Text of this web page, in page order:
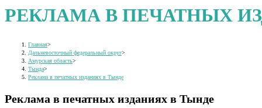
РЕКЛАМА В ПЕЧАТНЫХ
Главная>
Дальневосточный федеральный округ>
Амурская область>
Тында>
Реклама в печатных изданиях в Тынде
Реклама в печатных изданиях в Тынде